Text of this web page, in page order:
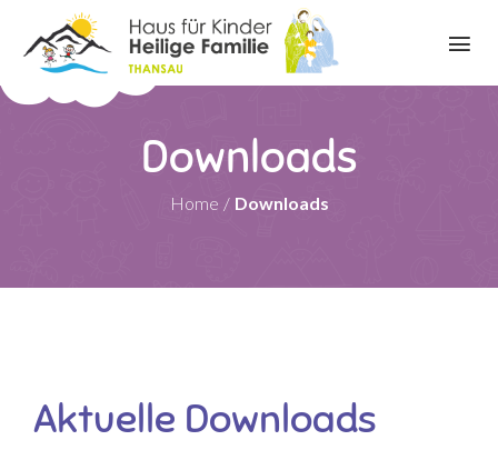
Downloads
Home / Downloads
Aktuelle Downloads